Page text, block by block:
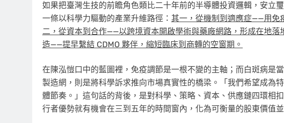
如果把臺灣生技的前瞻角色類比二十年前的半導體投資邏輯，安立
一條以科學力驅動的產業升維路徑： 其一，從機制到適應症——用免
二，從資本到合作——以跨境資本開啟學術與藥廠網路，形成在地
造——提早繫結 CDMO 夥伴，縮短臨床到商轉的空窗期。
在陳泓愷口中的藍圖裡，免疫調節是一根不變的主軸；而白斑病是
製造網，則是將科學訴求推向市場真實性的橋梁。「我們希望成為
體節奏。」這句話的背後，是對科學、策略、資本、供應鏈四環相
行者優勢就有機會在三到五年的時間窗內，化為可衡量的股東價值